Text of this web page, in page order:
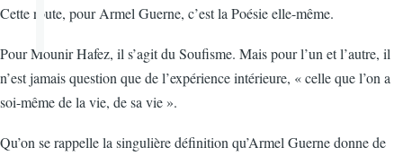
Cette route, pour Armel Guerne, c’est la Poésie elle-même.
Pour Mounir Hafez, il s’agit du Soufisme. Mais pour l’un et l’autre, il
n’est jamais question que de l’expérience intérieure, « celle que l’on a
soi-même de la vie, de sa vie ».
Qu’on se rappelle la singulière définition qu’Armel Guerne donne de